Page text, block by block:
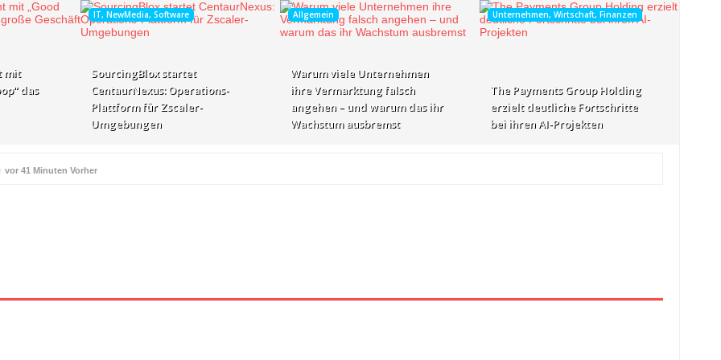
mit
das
IT, NewMedia, Software
SourcingBlox startet
CentaurNexus: Operations-
Plattform für Zscaler-
Umgebungen
Allgemein
Warum viele Unternehmen
ihre Vermarktung falsch
angehen – und warum das ihr
Wachstum ausbremst
Unternehmen, Wirtschaft, Finanzen
The Payments Group Holding
erzielt deutliche Fortschritte
bei ihren AI-Projekten
vor 41 Minuten Vorher
warum das ihr Wachstum ausbremst
AI-Projekten